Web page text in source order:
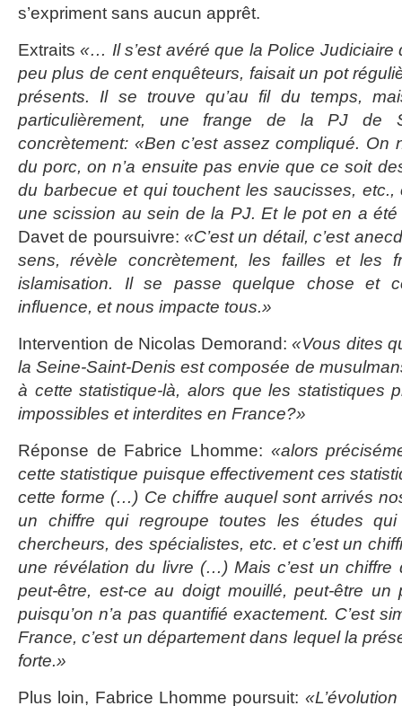
s’expriment sans aucun apprêt.
Extraits«… Il s’est avéré que la Police Judiciaire
peu plus de cent enquêteurs, faisait un pot
présents. Il se trouve qu’au fil du temps,
particulièrement, une frange de la PJ de
concrètement: «Ben c’est assez compliqué. On
du porc, on n’a ensuite pas envie que ce soit
du barbecue et qui touchent les saucisses,
une scission au sein de la PJ. Et le pot en a
Davet de poursuivre: «C’est un détail, c’est
sens, révèle concrètement, les failles et les
islamisation. Il se passe quelque chose et
influence, et nous impacte tous.»
Intervention de Nicolas Demorand: «Vous dites
la Seine-Saint-Denis est composée de
à cette statistique-là, alors que les statistiques
impossibles et interdites en France?»
Réponse de Fabrice Lhomme: «alors
cette statistique puisque effectivement ces
cette forme (…) Ce chiffre auquel sont arrivés
un chiffre qui regroupe toutes les études
chercheurs, des spécialistes, etc. et c’est un
une révélation du livre (…) Mais c’est un chiffre
peut-être, est-ce au doigt mouillé, peut-être
puisqu’on n’a pas quantifié exactement. C’est
France, c’est un département dans lequel la
forte.»
Plus loin, Fabrice Lhomme poursuit: